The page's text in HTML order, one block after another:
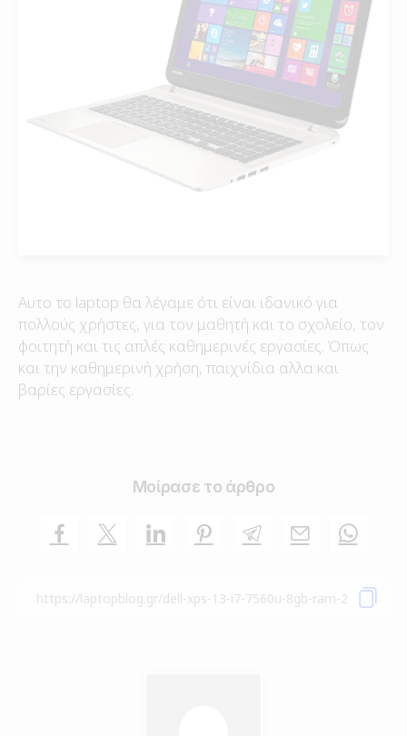
Αυτο το laptop θα λέγαμε ότι είναι ιδανικό για
πολλούς χρήστες, για τον μαθητή και το σχολείο, τον
φοιτητή και τις απλές καθημερινές εργασίες. Όπως
και την καθημερινή χρήση, παιχνίδια αλλα και
βαρίες εργασίες.
Μοίρασε το άρθρο